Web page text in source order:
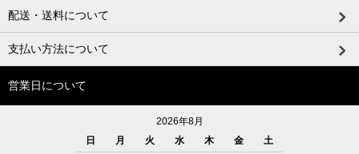
配送・送料について
支払い方法について
営業日について
2026年8月
日
月 火 水 木 金 土